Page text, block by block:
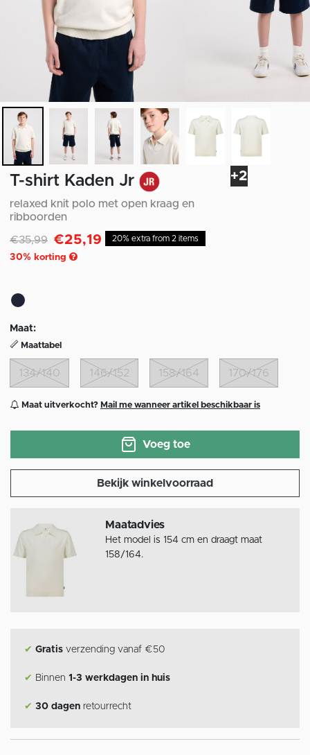
+2
T-shirt Kaden Jr
relaxed knit polo met open kraag en
ribboorden
Afgeprijsd van
€35,99naar
€25,19
30% korting
20% extra from 2 items
Maat:
Maattabel
134/140 146/152 158/164 170/176
Maat uitverkocht? Mail me wanneer artikel beschikbaar is
Voeg toe
Bekijk winkelvoorraad
Maatadvies
Het model is 154 cm en draagt maat
158/164.
✔ Gratis verzending vanaf €50
✔ Binnen 1-3 werkdagen in huis
✔ 30 dagen retourrecht